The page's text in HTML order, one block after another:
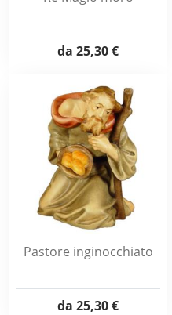
da 25,30 €
Pastore inginocchiato
da 25,30 €